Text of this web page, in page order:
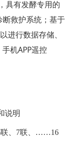
具有发酵专用的
断救护系统；基于
进行数据存储、
手机APP遥控
说明
联、7联、……16